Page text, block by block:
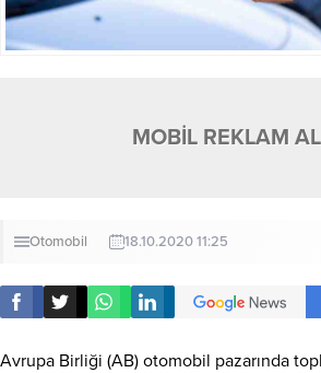
MOBİL REKLAM
Otomobil 18.10.2020 11:25
Avrupa Birliği (AB) otomobil pazarında